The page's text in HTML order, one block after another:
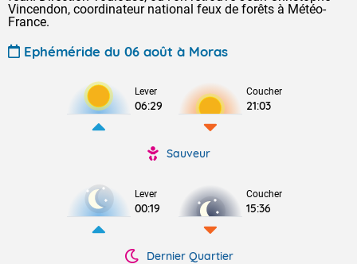
Vincendon, coordinateur national feux de forêts à Météo-
France.
Ephéméride du 06 août à Moras
Lever
06:29
Coucher
21:03
Sauveur
Lever
00:19
Coucher
15:36
Dernier Quartier